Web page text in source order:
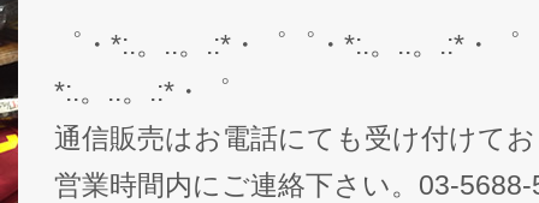
゜・*:.。..。.:*・゜゜・*:.。..。.:*・
*:.。..。.:*・゜
通信販売はお電話にても受け付けて
営業時間内にご連絡下さい。03-5688-